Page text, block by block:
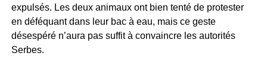
expulsés. Les deux animaux ont bien tenté de protester
en déféquant dans leur bac à eau, mais ce geste
désespéré n’aura pas suffit à convaincre les autorités
Serbes.